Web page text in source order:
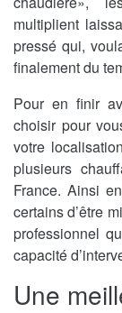
multiplient
pressé qui,
finalement du
Pour en finir
choisir pour
votre
plusieurs
France. Ainsi
certains d’être
professionnel
capacité
Une